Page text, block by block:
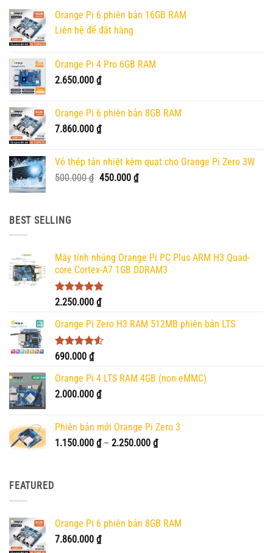
Orange Pi 6 phiên bản 16GB RAM
Liên hệ để đặt hàng
Orange Pi 4 Pro 6GB RAM
2.650.000 ₫
Orange Pi 6 phiên bản 8GB RAM
7.860.000 ₫
Vỏ thép tản nhiệt kèm quạt cho Orange Pi Zero 3W
500.000₫ Giá
450.000 ₫Giá
BEST SELLING
Máy tính nhúng Orange Pi PC Plus ARM H3 Quad-
core Cortex-A7 1GB DDRAM3
Được xếp
5 sao
2.250.000 ₫
Orange Pi Zero H3 RAM 512MB phiên bản LTS
Được xếp
4.50
5 sao
690.000 ₫
Orange Pi 4 LTS RAM 4GB (non-eMMC)
2.000.000 ₫
Phiên bản mới Orange Pi Zero 3
1.150.000 ₫ – 2.250.000 ₫Khoảng
FEATURED
Orange Pi 6 phiên bản 8GB RAM
7.860.000 ₫